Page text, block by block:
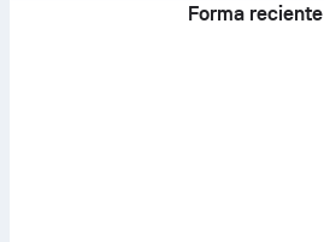
Forma reciente